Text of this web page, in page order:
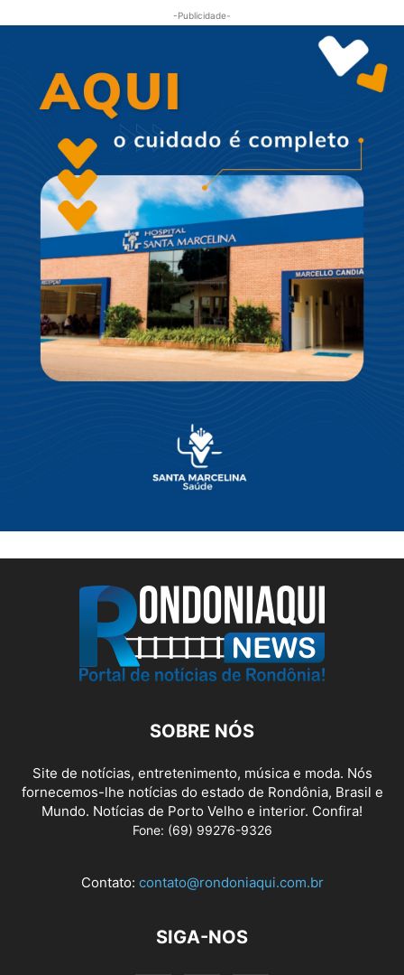
-Publicidade-
SOBRE NÓS
Site de notícias, entretenimento, música e moda. Nós
fornecemos-lhe notícias do estado de Rondônia, Brasil e
Mundo. Notícias de Porto Velho e interior. Confira!
Fone: (69) 99276-9326
Contato: contato@rondoniaqui.com.br
SIGA-NOS